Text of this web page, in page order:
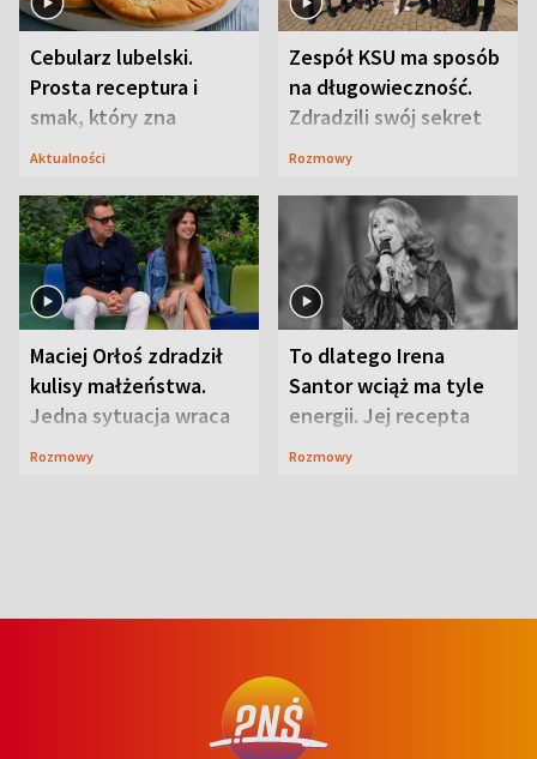
Cebularz lubelski.
Prosta receptura i
smak, który zna
Lubelszczyzna
Aktualności
Zespół KSU ma sposób
na długowieczność.
Zdradzili swój sekret
Rozmowy
Maciej Orłoś zdradził
kulisy małżeństwa.
Jedna sytuacja wraca
jak bumerang
Rozmowy
To dlatego Irena
Santor wciąż ma tyle
energii. Jej recepta
jest zaskakująco
Rozmowy